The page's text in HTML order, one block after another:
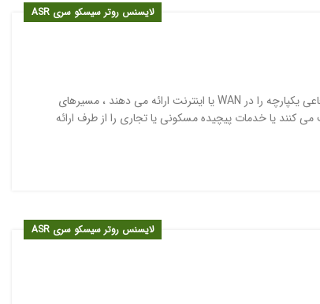
لایسنس روتر سیسکو سری ASR
خانواده روترهای ASR 1000 خدمات تجمع امن WAN ، خدمات تهدید و دفاعی یکپارچه را در WAN یا اینترنت ارائه می دهند ، مسیرهای
کنند یا خدمات پیچیده مسکونی یا تجاری را از طرف ارائه
لایسنس روتر سیسکو سری ASR